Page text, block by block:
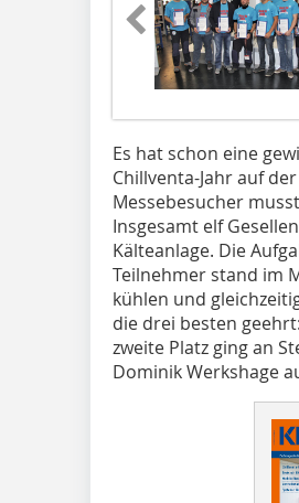
Es hat schon eine
Chillventa-Jahr auf
Messebesucher
Insgesamt elf
Kälteanlage. Die
Teilnehmer stand im
kühlen und
die drei besten
zweite Platz ging an
Dominik Werkshage